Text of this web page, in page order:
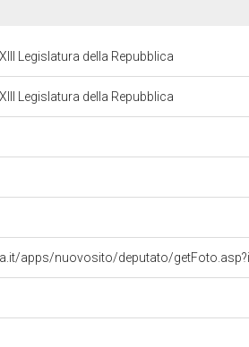
Legislatura della Repubblica
Legislatura della Repubblica
apps/nuovosito/deputato/